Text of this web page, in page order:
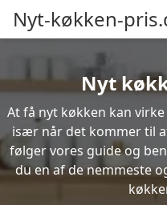
Nyt-køkken-
Nyt
At få nyt køkken kan
især når det kommer til
følger vores guide og
du en af de nemmeste